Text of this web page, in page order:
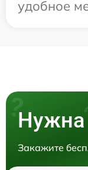
удобное
Нужна
Закажите